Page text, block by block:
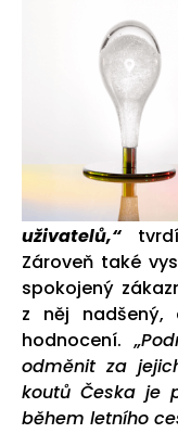
uživatelů,“
Zároveň také
spokojený
z něj
hodnocení.
odměnit za
koutů Česka je
během letního